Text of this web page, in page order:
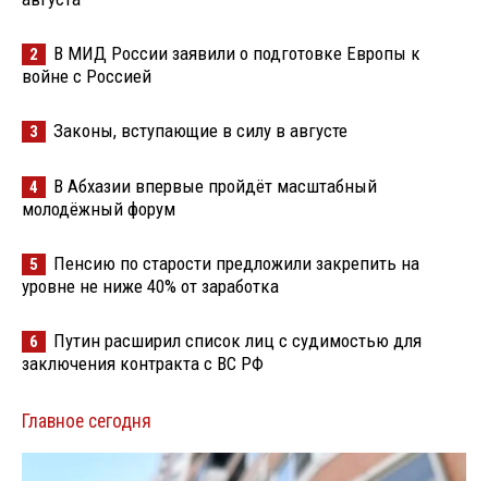
2
В МИД России заявили о подготовке Европы к
войне с Россией
3 Законы, вступающие в силу в августе
4
В Абхазии впервые пройдёт масштабный
молодёжный форум
5
Пенсию по старости предложили закрепить на
уровне не ниже 40% от заработка
6
Путин расширил список лиц с судимостью для
заключения контракта с ВС РФ
Главное сегодня